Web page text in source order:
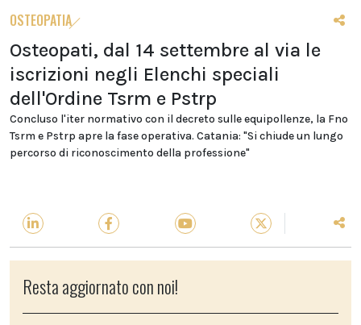
OSTEOPATIA
Osteopati, dal 14 settembre al via le
iscrizioni negli Elenchi speciali
dell'Ordine Tsrm e Pstrp
Concluso l'iter normativo con il decreto sulle equipollenze, la Fno
Tsrm e Pstrp apre la fase operativa. Catania: "Si chiude un lungo
percorso di riconoscimento della professione"
Resta aggiornato con noi!